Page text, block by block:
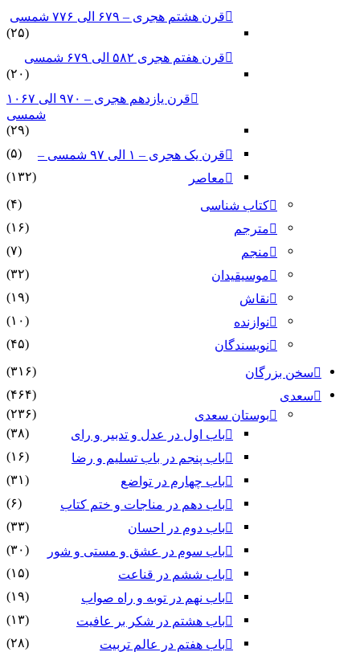
قرن هشتم هجری – ۶۷۹ الی ۷۷۶ شمسی
(۲۵)
قرن هفتم هجری ۵۸۲ الی ۶۷۹ شمسی
(۲۰)
قرن یازدهم هجری – ۹۷۰ الی ۱۰۶۷
شمسی
(۲۹)
قرن یک هجری – ۱ الی ۹۷ شمسی –
(۵)
معاصر
(۱۳۲)
کتاب شناسی
(۴)
مترجم
(۱۶)
منجم
(۷)
موسیقیدان
(۳۲)
نقاش
(۱۹)
نوازنده
(۱۰)
نویسندگان
(۴۵)
سخن بزرگان
(۳۱۶)
سعدی
(۴۶۴)
بوستان سعدی
(۲۳۶)
باب اول در عدل و تدبیر و رای
(۳۸)
باب پنجم در باب تسلیم و رضا
(۱۶)
باب چهارم در تواضع
(۳۱)
باب دهم در مناجات و ختم کتاب
(۶)
باب دوم در احسان
(۳۳)
باب سوم در عشق و مستی و شور
(۳۰)
باب ششم در قناعت
(۱۵)
باب نهم در توبه و راه صواب
(۱۹)
باب هشتم در شکر بر عافیت
(۱۳)
باب هفتم در عالم تربیت
(۲۸)